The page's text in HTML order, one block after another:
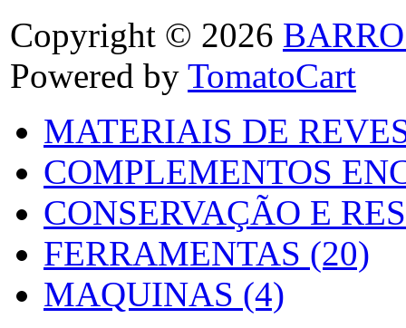
Copyright © 2026
Powered by TomatoCart
MATERIAIS DE
COMPLEMENTOS
CONSERVAÇÃO E
FERRAMENTAS (20)
MAQUINAS (4)